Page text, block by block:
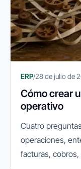
ERP/28 de julio de
Cómo crear
operativo
Cuatro
operaciones,
facturas,